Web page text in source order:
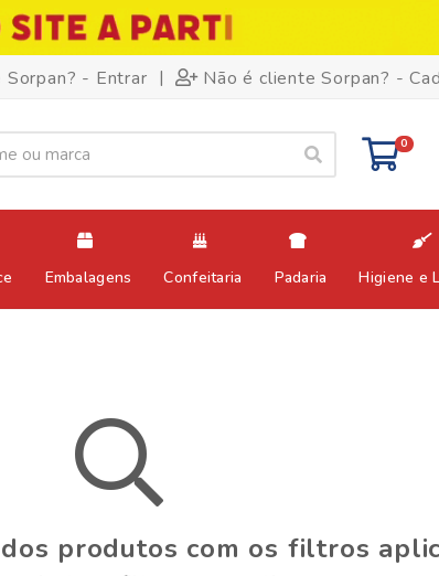
Sorpan? - Entrar | Não é cliente Sorpan? -
0
Embalagens Confeitaria Padaria Higiene e
produtos com os filtros